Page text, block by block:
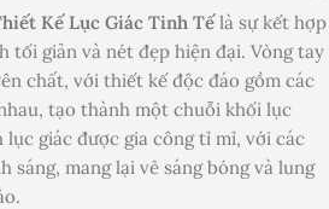
Kế Lục Giác Tinh Tếlà sự kết hợp
tối giản và nét đẹp hiện đại. Vòng tay
chất, với thiết kế độc đáo gồm các
tạo thành một chuỗi khối lục
giác được gia công tỉ mỉ, với các
sáng, mang lại vẻ sáng bóng và lung